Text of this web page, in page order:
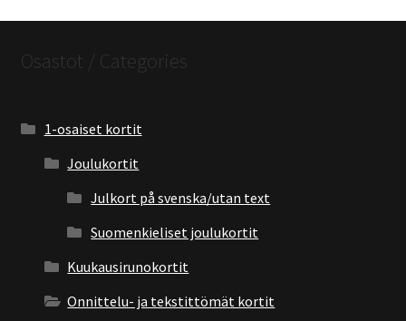
Osastot / Categories
1-osaiset kortit
Joulukortit
Julkort på svenska/utan text
Suomenkieliset joulukortit
Kuukausirunokortit
Onnittelu- ja tekstittömät kortit